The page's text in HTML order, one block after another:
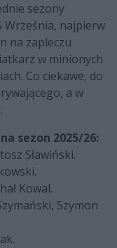
sezony
Września, najpierw
na zapleczu
w minionych
Co ciekawe, do
a w
sezon 2025/26:
Sławiński.
Kowal.
Szymon